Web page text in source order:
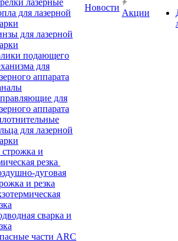
лазерные
для лазерной
для лазерной
подающего
для
аппарата
для
аппарата
для лазерной
строжка и
резка
дуговая
и резка
сварка и
части ARC
Новости
Акции